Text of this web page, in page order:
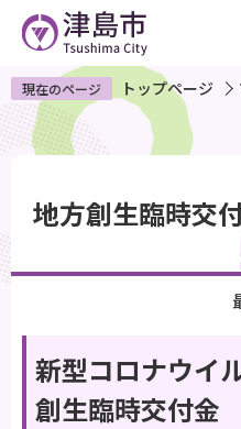
ペ
ー
ジ
で
す
現在のページ トップページ
地方創生臨時交
新型コロナウイ
創生臨時交付金